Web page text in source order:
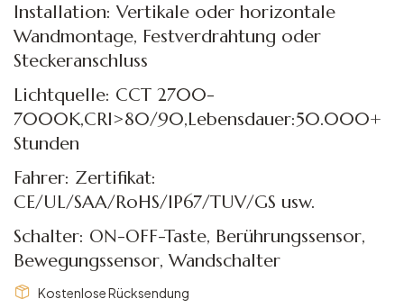
Installation: Vertikale oder horizontale
Wandmontage, Festverdrahtung oder
Steckeranschluss
Lichtquelle: CCT 2700-
7000K,CRI>80/90,Lebensdauer:50.000+
Stunden
Fahrer: Zertifikat:
CE/UL/SAA/RoHS/IP67/TUV/GS usw.
Schalter: ON-OFF-Taste, Berührungssensor,
Bewegungssensor, Wandschalter
Kostenlose Rücksendung